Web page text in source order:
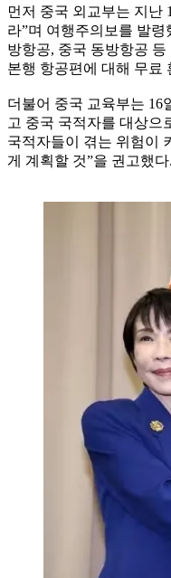
먼저 중국 외교부는 지난
라”며 여행주의보를 발
방항공, 중국 동방항공
본행 항공편에 대해 무료
더불어 중국 교육부는 16
고 중국 국적자를 대상으
국적자들이 겪는 위험이
게 계획할 것”을 권고했다.